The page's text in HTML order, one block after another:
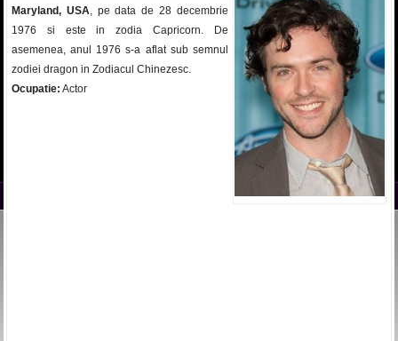
Maryland, USA, pe data de 28 decembrie
1976 si este in zodia Capricorn. De
asemenea, anul 1976 s-a aflat sub semnul
zodiei dragon in Zodiacul Chinezesc.
Ocupatie: Actor